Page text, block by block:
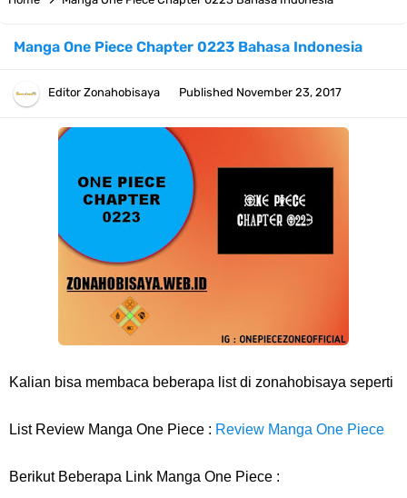
7 Fakta Franky One Piece, Pernah Dapat Tawaran Buah Iblis Mera
Mera No Mi
Profil Anwar Hafid, Politisi Yang Mernjadi Gubernur Provinsi Sulawesi
Tengah
Resep Pesmol Ikan Mas, Makanan Khas Sunda Dengan Rasa Yang
Manga One Piece Chapter 0223 Bahasa Indonesia
Editor Zonahobisaya Published November 23, 2017
Kalian bisa membaca beberapa list di zonahobisaya seperti
List Review Manga One Piece : Review Manga One Piece
Berikut Beberapa Link Manga One Piece :